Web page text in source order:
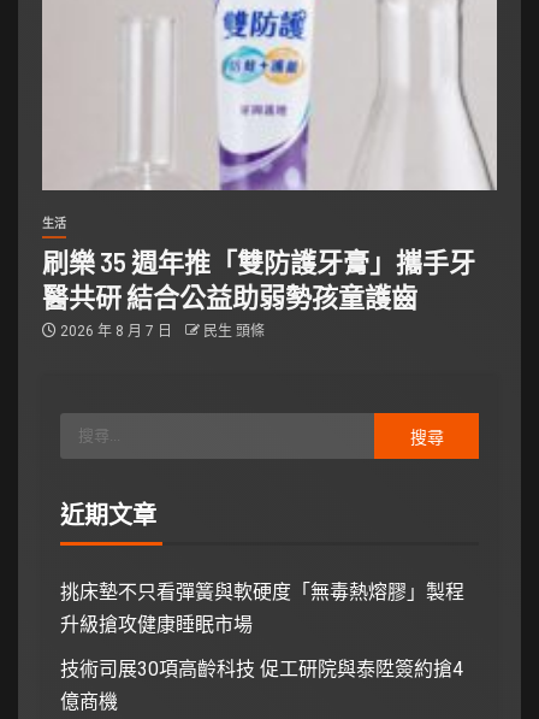
生活
刷樂 35 週年推「雙防護牙膏」攜手牙
醫共研 結合公益助弱勢孩童護齒
2026 年 8 月 7 日 民生 頭條
近期文章
挑床墊不只看彈簧與軟硬度「無毒熱熔膠」製程
升級搶攻健康睡眠市場
技術司展30項高齡科技 促工研院與泰陞簽約搶4
億商機